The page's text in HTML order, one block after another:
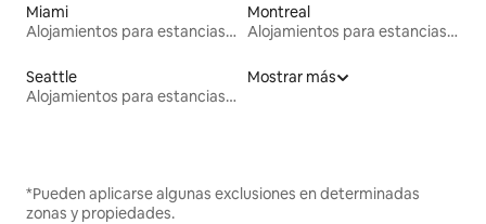
Miami
Alojamientos para estancias largas
Montreal
Alojamientos para estancias largas
Seattle
Alojamientos para estancias largas
Mostrar más
*Pueden aplicarse algunas exclusiones en determinadas
zonas y propiedades.